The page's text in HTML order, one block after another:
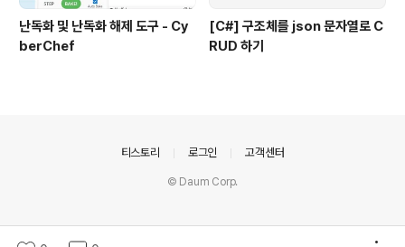
난독화 및 난독화 해제 도구 - Cy
berChef
[C#] 구조체를 json 문자열로 C
RUD 하기
티스토리 로그인 고객센터
© Daum Corp.